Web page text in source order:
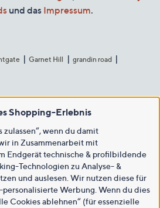
und das Impressum.
Garnet Hill
grandin road
Shopping-Erlebnis
wenn du damit
in Zusammenarbeit mit
Endgerät technische & profilbildende
Technologien zu Analyse- &
und auslesen. Wir nutzen diese für
Werbung. Wenn du dies
Cookies ablehnen“ (für essenzielle